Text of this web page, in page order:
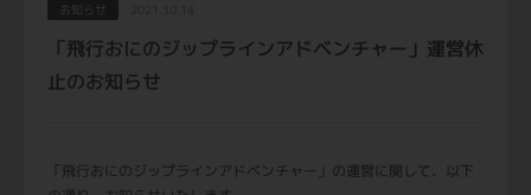
お知らせ
「飛行おにのジップラインアドベンチャー」運営休
止のお知らせ
「飛行おにのジップラインアドベンチャー」の運営に関して、以下